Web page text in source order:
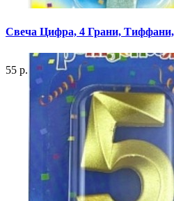
Свеча Цифра, 4 Грани,
55 р.